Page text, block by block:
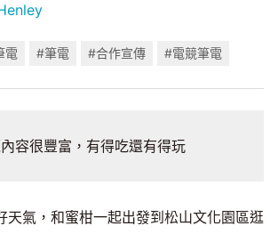
電 #筆電 #合作宣傳 #電競筆電
容很豐富，有得吃還有得玩
天氣，和蜜柑一起出發到松山文化園區逛